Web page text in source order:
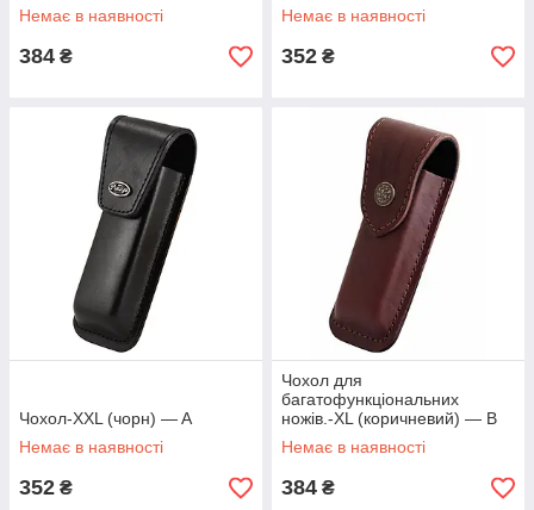
Немає в наявності
384 ₴
Немає в наявності
352 ₴
Чохол-XXL (чорн) — A
Немає в наявності
352 ₴
Чохол для
багатофункціональних
ножів.-XL (коричневий) — B
на кнопці
Немає в наявності
384 ₴